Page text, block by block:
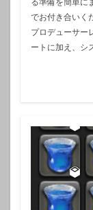
でお付き合いく
プロデューサー
ートに加え、シ